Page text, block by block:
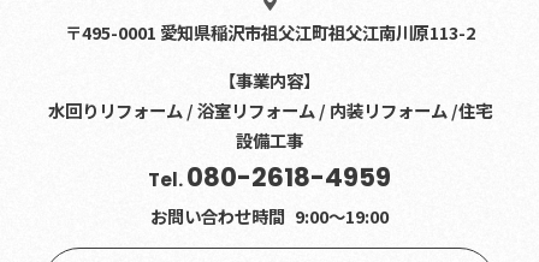
〒495-0001 愛知県稲沢市祖父江町祖父江南川原113-2
【事業内容】
水回りリフォーム / 浴室リフォーム / 内装リフォーム /住宅
設備工事
Tel. 080-2618-4959
お問い合わせ時間 9:00〜19:00